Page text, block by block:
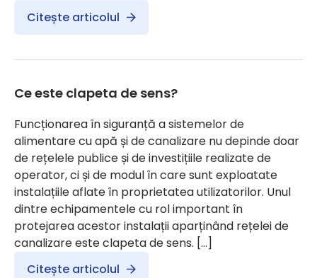
Citește articolul
Ce este clapeta de sens?
Funcționarea în siguranță a sistemelor de
alimentare cu apă și de canalizare nu depinde doar
de rețelele publice și de investițiile realizate de
operator, ci și de modul în care sunt exploatate
instalațiile aflate în proprietatea utilizatorilor. Unul
dintre echipamentele cu rol important în
protejarea acestor instalații aparținând rețelei de
canalizare este clapeta de sens. […]
Citește articolul